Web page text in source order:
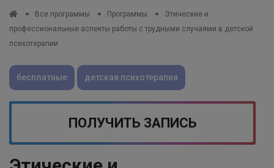
Все программы Программы
Этические и
профессиональные аспекты работы с трудными случаями в детской
психотерапии
бесплатные детская психотерапия
ПОЛУЧИТЬ ЗАПИСЬ